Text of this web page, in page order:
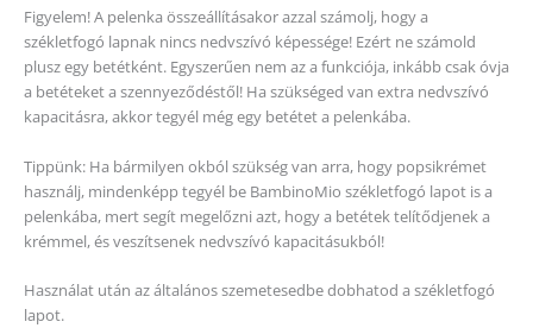
Figyelem! A pelenka összeállításakor azzal számolj, hogy a
székletfogó lapnak nincs nedvszívó képessége! Ezért ne számold
plusz egy betétként. Egyszerűen nem az a funkciója, inkább csak óvja
a betéteket a szennyeződéstől! Ha szükséged van extra nedvszívó
kapacitásra, akkor tegyél még egy betétet a pelenkába.
Tippünk: Ha bármilyen okból szükség van arra, hogy popsikrémet
használj, mindenképp tegyél be BambinoMio székletfogó lapot is a
pelenkába, mert segít megelőzni azt, hogy a betétek telítődjenek a
krémmel, és veszítsenek nedvszívó kapacitásukból!
Használat után az általános szemetesedbe dobhatod a székletfogó
lapot.